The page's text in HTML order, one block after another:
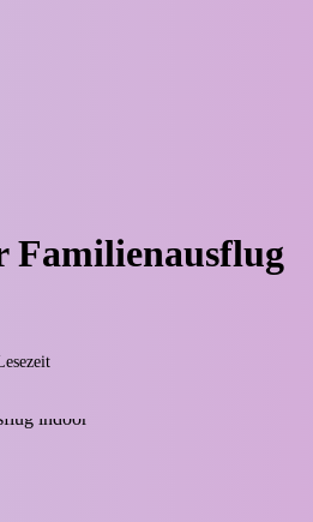
Familienausflug